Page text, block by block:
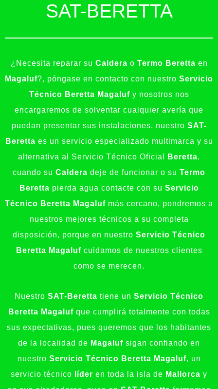
SAT-BERETTA
¿Necesita reparar su Caldera o Termo Beretta en
Magaluf?, póngase en contacto con nuestro Servicio
Técnico Beretta Magalufy nosotros nos
encargaremos de solventar cualquier avería que
puedan presentar sus instalaciones, nuestro SAT-
Beretta es un servicio especializado multimarca y su
alternativa al Servicio Técnico Oficial
Beretta,
cuando su Caldera deje de funcionar o su Termo
Beretta pierda agua contacte con su Servicio
Técnico Beretta Magaluf más cercano, pondremos a
nuestros mejores técnicos a su completa
disposición, porque en nuestro Servicio Técnico
Beretta Magalufcuidamos de nuestros clientes
como se merecen.
Nuestro SAT-Beretta tiene un Servicio Técnico
Beretta Magaluf que cumplirá totalmente con todas
sus expectativas, pues queremos que los habitantes
de la localidad de Magaluf sigan confiando en
nuestro Servicio Técnico Beretta Magaluf, un
servicio técnico
líder en toda la isla de Mallorca y